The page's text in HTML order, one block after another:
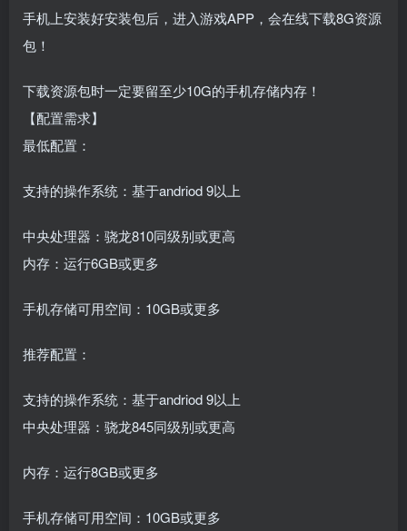
手机上安装好安装包后，进入游戏APP，会在线下载8G资源
包！
下载资源包时一定要留至少10G的手机存储内存！
【配置需求】
最低配置：
支持的操作系统：基于andriod 9以上
中央处理器：骁龙810同级别或更高
内存：运行6GB或更多
手机存储可用空间：10GB或更多
推荐配置：
支持的操作系统：基于andriod 9以上
中央处理器：骁龙845同级别或更高
内存：运行8GB或更多
手机存储可用空间：10GB或更多